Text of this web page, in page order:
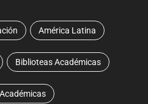
América Latina
Biblioteas Académicas